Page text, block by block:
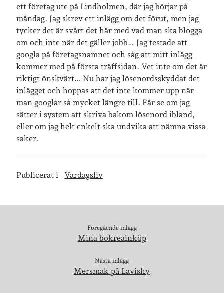
Jag bokför min läsning på Goodreads.
Geocaching
ett företag ute på Lindholmen, där jag börjar på
måndag. Jag skrev ett inlägg om det förut, men jag
tycker det är svårt det här med vad man ska blogga
om och inte när det gäller jobb… Jag testade att
googla på företagsnamnet och såg att mitt inlägg
kommer med på första träffsidan. Vet inte om det är
riktigt önskvärt… Nu har jag lösenordsskyddat det
inlägget och hoppas att det inte kommer upp när
man googlar så mycket längre till. Får se om jag
sätter i system att skriva bakom lösenord ibland,
eller om jag helt enkelt ska undvika att nämna vissa
saker.
Publicerat i Vardagsliv
Föregående inlägg
Mina bokreainköp
Nästa inlägg
Mersmak på Lavishy